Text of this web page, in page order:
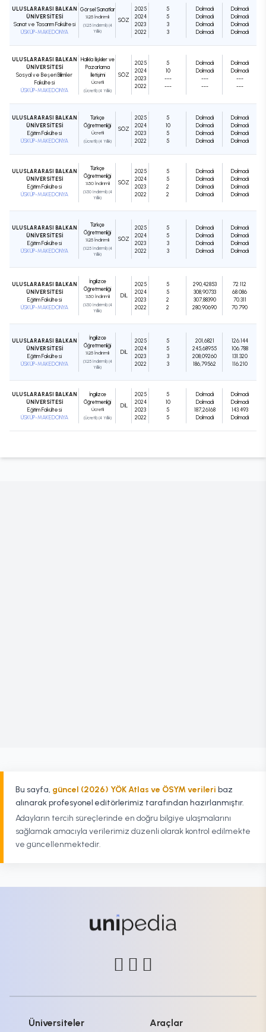
ULUSLARARASI BALKAN
ÜNİVERSİTESİ
Sanat ve Tasarım Fakültesi
ÜSKÜP-MAKEDONYA
Görsel Sanatlar
%25 İndirimli
(%25 İndirimli) (4
Yıllık)
SÖZ
2025
2024
2023
2022
5
5
3
3
Dolmadı
Dolmadı
Dolmadı
Dolmadı
Dolmadı
Dolmadı
Dolmadı
Dolmadı
ULUSLARARASI BALKAN
ÜNİVERSİTESİ
Sosyal ve Beşeri Bilimler
Fakültesi
ÜSKÜP-MAKEDONYA
Halkla İlişkiler ve
Pazarlama
İletişimi
Ücretli
(Ücretli) (4 Yıllık)
SÖZ
2025
2024
2023
2022
5
10
---
---
Dolmadı
Dolmadı
---
---
Dolmadı
Dolmadı
---
---
ULUSLARARASI BALKAN
ÜNİVERSİTESİ
Eğitim Fakültesi
ÜSKÜP-MAKEDONYA
Türkçe
Öğretmenliği
Ücretli
(Ücretli) (4 Yıllık)
SÖZ
2025
2024
2023
2022
5
10
5
5
Dolmadı
Dolmadı
Dolmadı
Dolmadı
Dolmadı
Dolmadı
Dolmadı
Dolmadı
ULUSLARARASI BALKAN
ÜNİVERSİTESİ
Eğitim Fakültesi
ÜSKÜP-MAKEDONYA
Türkçe
Öğretmenliği
%50 İndirimli
(%50 İndirimli) (4
Yıllık)
SÖZ
2025
2024
2023
2022
5
5
2
2
Dolmadı
Dolmadı
Dolmadı
Dolmadı
Dolmadı
Dolmadı
Dolmadı
Dolmadı
ULUSLARARASI BALKAN
ÜNİVERSİTESİ
Eğitim Fakültesi
ÜSKÜP-MAKEDONYA
Türkçe
Öğretmenliği
%25 İndirimli
(%25 İndirimli) (4
Yıllık)
SÖZ
2025
2024
2023
2022
5
5
3
3
Dolmadı
Dolmadı
Dolmadı
Dolmadı
Dolmadı
Dolmadı
Dolmadı
Dolmadı
ULUSLARARASI BALKAN
ÜNİVERSİTESİ
Eğitim Fakültesi
ÜSKÜP-MAKEDONYA
İngilizce
Öğretmenliği
%50 İndirimli
(%50 İndirimli) (4
Yıllık)
DIL
2025
2024
2023
2022
5
5
2
2
290,42853
308,90733
307,88390
280,90690
72.112
68.086
70.311
70.790
ULUSLARARASI BALKAN
ÜNİVERSİTESİ
Eğitim Fakültesi
ÜSKÜP-MAKEDONYA
İngilizce
Öğretmenliği
%25 İndirimli
(%25 İndirimli) (4
Yıllık)
DIL
2025
2024
2023
2022
5
5
3
3
201,6821
245,68955
208,09260
186,79562
126.144
106.788
131.320
116.210
ULUSLARARASI BALKAN
ÜNİVERSİTESİ
Eğitim Fakültesi
ÜSKÜP-MAKEDONYA
İngilizce
Öğretmenliği
Ücretli
(Ücretli) (4 Yıllık)
DIL
2025
2024
2023
2022
5
10
5
5
Dolmadı
Dolmadı
187,26168
Dolmadı
Dolmadı
Dolmadı
143.493
Dolmadı
Bu sayfa, güncel (2026) YÖK Atlas ve ÖSYM verileri baz
alınarak profesyonel editörlerimiz tarafından hazırlanmıştır.
Adayların tercih süreçlerinde en doğru bilgiye ulaşmalarını
sağlamak amacıyla verilerimiz düzenli olarak kontrol edilmekte
ve güncellenmektedir.
Üniversiteler
Araçlar